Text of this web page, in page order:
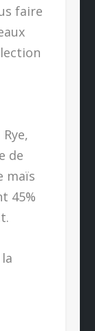
faire
de
maïs
45%